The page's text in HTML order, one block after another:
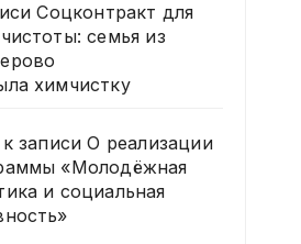
Соцконтракт для
семья из
химчистку
к записиО реализации
«Молодёжная
и социальная